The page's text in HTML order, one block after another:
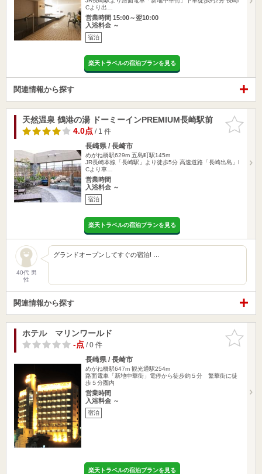
Cより出…
営業時間 15:00～翌10:00
入浴料金 ～
宿泊
楽天トラベルの宿泊プランを見る
関連情報から探す
お気に入
りに追加
天然温泉 鶴港の湯 ドーミーインPREMIUM長崎駅前
4.0点/ 1 件
長崎県 / 長崎市
めがね橋駅629m 五島町駅145m
JR長崎本線「長崎駅」より徒歩5分 高速道路「長崎出島」I
Cより車…
営業時間
入浴料金 ～
宿泊
楽天トラベルの宿泊プランを見る
40代 男
性
グランドオープンしてすぐの宿泊! …
関連情報から探す
お気に入
りに追加
ホテル マリンワールド
-点/ 0 件
長崎県 / 長崎市
めがね橋駅647m 観光通駅254m
路面電車「新地中華街」電停から徒歩約５分 繁華街に徒
歩５分圏内
営業時間
入浴料金 ～
宿泊
楽天トラベルの宿泊プランを見る